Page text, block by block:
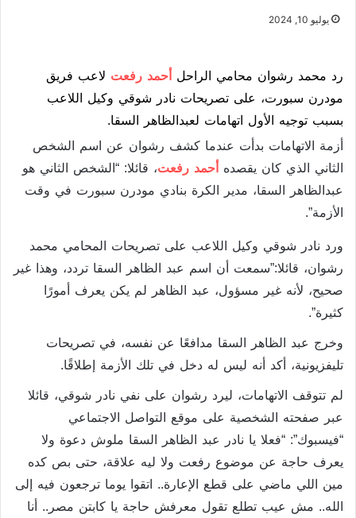
يوليو 10, 2024
رد محمد رشوان محامي الراحل أحمد رفعت لاعب فريق
مودرن سبورت، على تصريحات نادر شوقي وكيل اللاعب
بسبب توجيه الأول اتهامات لعبدالظاهر السقا.
أزمة الاتهامات بدأت عندما كشف رشوان عن اسم الشخص
الثاني الذي كان يقصده
أحمد رفعت، قائلا: “الشخص الثاني هو
عبدالظاهر السقا، مدير الكرة بنادي مودرن سبورت في وقت
الأزمة”.
ورد نادر شوقي وكيل اللاعب على تصريحات المحامي محمد
رشوان، قائلا:”سمعت أن اسم عبد الظاهر السقا تردد، وهذا غير
صحيح، لأنه غير مسؤول، عبد الظاهر لم يكن يعرف أمورًا
كثيرة”.
وخرج عبد الظاهر السقا مدافعًا عن نفسه، في تصريحات
تليفزيونية، أكد أنه ليس له دخل في تلك الأزمة إطلاقًا.
لم تتوقف الاتهامات، ليرد رشوان على نفي نادر شوقي، قائلا
عبر صفحته الشخصية على موقع التواصل الاجتماعي
“فيسبوك”: “فعلا يا نادر عبد الظاهر السقا ملوش دعوة ولا
يعرف حاجة عن موضوع رفعت ولا ليه علاقة، حتى بص كده
مين اللي ماضي على قطع الإعارة.. اتقوا يوما ترجعون فيه إلى
الله.. مش عيب تطلع تقول معرفش حاجة يا كابتن مصر.. أنا